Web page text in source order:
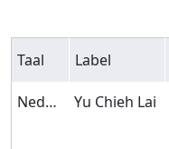
Taal Label
Nederlands
Yu Chieh Lai